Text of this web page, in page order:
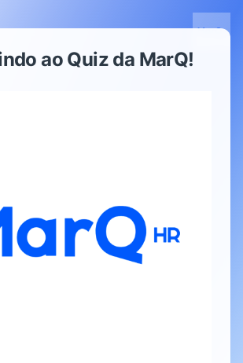
ao Quiz da MarQ!